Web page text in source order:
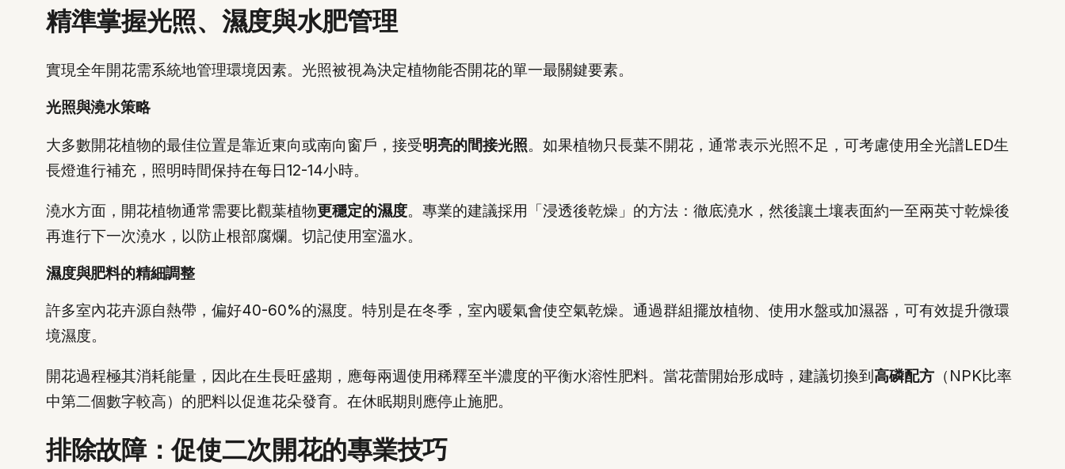
精準掌握光照、濕度與水肥管理
實現全年開花需系統地管理環境因素。光照被視為決定植物能否開花的單一最關鍵要素。
光照與澆水策略
大多數開花植物的最佳位置是靠近東向或南向窗戶，接受明亮的間接光照。如果植物只長葉不開花，通常表示光照不足，可考慮使用全光譜LED生
長燈進行補充，照明時間保持在每日12-14小時。
澆水方面，開花植物通常需要比觀葉植物更穩定的濕度。專業的建議採用「浸透後乾燥」的方法：徹底澆水，然後讓土壤表面約一至兩英寸乾燥後
再進行下一次澆水，以防止根部腐爛。切記使用室溫水。
濕度與肥料的精細調整
許多室內花卉源自熱帶，偏好40-60%的濕度。特別是在冬季，室內暖氣會使空氣乾燥。通過群組擺放植物、使用水盤或加濕器，可有效提升微環
境濕度。
開花過程極其消耗能量，因此在生長旺盛期，應每兩週使用稀釋至半濃度的平衡水溶性肥料。當花蕾開始形成時，建議切換到高磷配方 （NPK比率
中第二個數字較高）的肥料以促進花朵發育。在休眠期則應停止施肥。
排除故障：促使二次開花的專業技巧